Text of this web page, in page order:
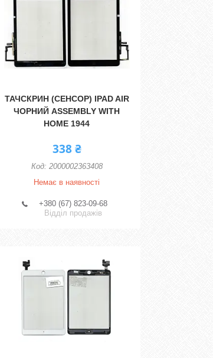
ТАЧСКРИН (СЕНСОР) IPAD AIR
ЧОРНИЙ ASSEMBLY WITH
HOME 1944
338 ₴
2000002363408
Немає в наявності
+380 (67) 823-09-68
Відділ продажів